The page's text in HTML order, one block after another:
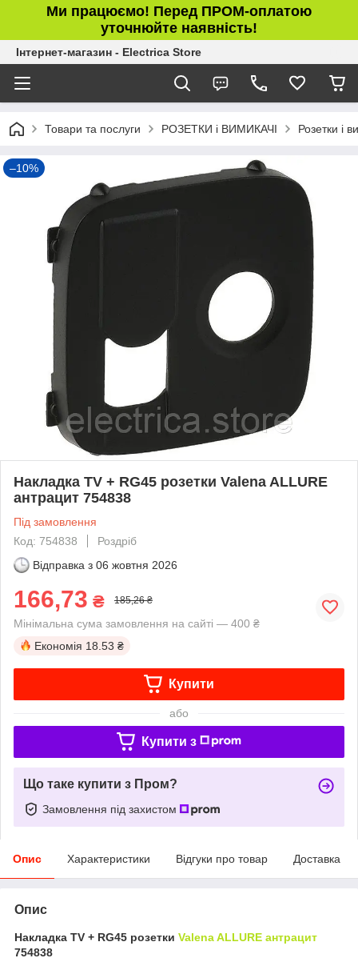
Ми працюємо! Перед ПРОМ-оплатою
уточнюйте наявність!
Інтернет-магазин - Electrica Store
Товари та послуги РОЗЕТКИ і ВИМИКАЧІ Розетки і
–10%
Накладка TV + RG45 розетки Valena ALLURE
антрацит 754838
Під замовлення
Код: 754838
Роздріб
Відправка з 06 жовтня 2026
166,73 ₴ 185,26 ₴
Мінімальна сума замовлення на сайті — 400 ₴
Економія 18.53 ₴
Купити
або
Купити з
Що таке купити з Пром?
Замовлення під захистом
Опис Характеристики Відгуки про товар Доставка
Опис
Накладка TV + RG45 розетки Valena ALLURE антрацит
754838